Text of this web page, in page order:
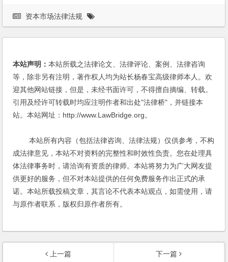
资本市场法律法规
本站声明：本站所载之法律论文、法律评论、案例、法律咨询
等，除非另有注明，著作权人均为站长杨春宝高级律师本人。欢
迎其他网站链接，但是，未经书面许可，不得擅自摘编、转载。
引用及经许可转载时均应注明作者和出处"法律桥"，并链接本
站。本站网址：http://www.LawBridge.org。
本站所有内容（包括法律咨询、法律法规）仅供参考，不构
成法律意见，本站不对资料的完整性和时效性负责。您在处理具
体法律事务时，请洽询有资质的律师。本站将努力为广大网友提
供更好的服务，但不对本站提供的任何免费服务作出正式的承
诺。本站所载投稿文章，其言论不代表本站观点，如需使用，请
与原作者联系，版权归原作者所有。
上一篇
下一篇